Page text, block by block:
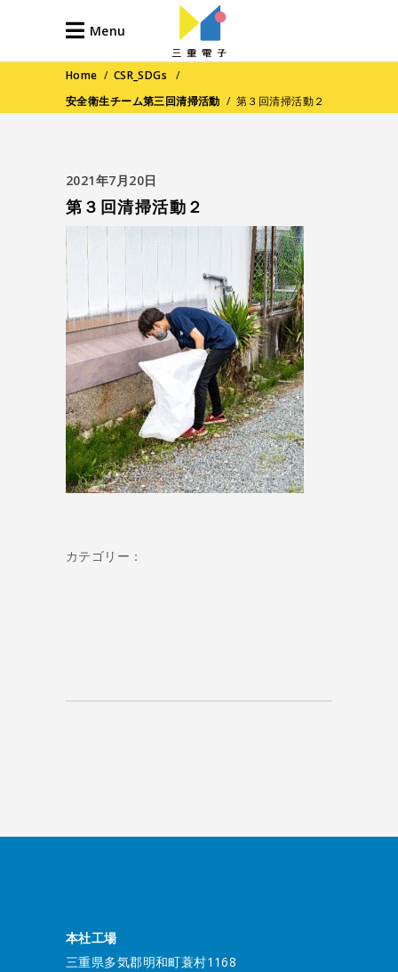
Menu
Home / CSR_SDGs
/
安全衛生チーム第三回清掃活動 / 第３回清掃活動２
2021年7月20日
第３回清掃活動２
カテゴリー：
本社工場
三重県多気郡明和町蓑村1168